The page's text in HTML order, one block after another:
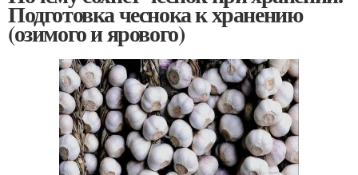
Подготовка чеснока к хранению
(озимого и ярового)